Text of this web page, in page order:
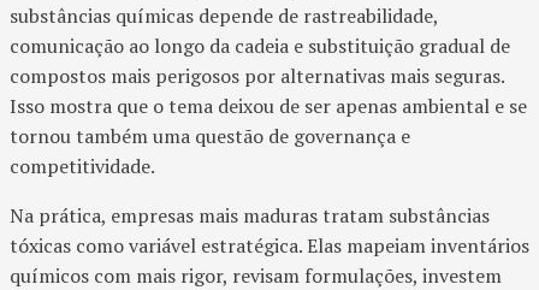
substâncias químicas depende de rastreabilidade,
comunicação ao longo da cadeia e substituição gradual de
compostos mais perigosos por alternativas mais seguras.
Isso mostra que o tema deixou de ser apenas ambiental e se
tornou também uma questão de governança e
competitividade.​
Na prática, empresas mais maduras tratam substâncias
tóxicas como variável estratégica. Elas mapeiam inventários
químicos com mais rigor, revisam formulações, investem